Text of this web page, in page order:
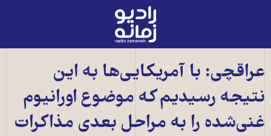
رادیو
زمانه
صفحه
اصلی
عراقچی: با آمریکایی‌ها به این
نتیجه رسیدیم که موضوع اورانیوم
غنی‌شده را به مراحل بعدی مذاکرات